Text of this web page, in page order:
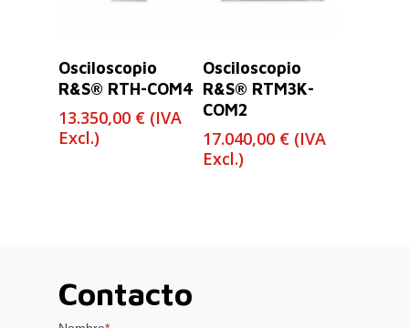
Osciloscopio
R&S® RTH-COM4
13.350,00 € (IVA
Excl.)
Osciloscopio
R&S® RTM3K-
COM2
17.040,00 € (IVA
Excl.)
Contacto